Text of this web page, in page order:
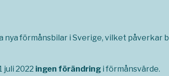
förmånsbilar i Sverige, vilket påverkar
juli 2022 ingen förändring i förmånsvärde.